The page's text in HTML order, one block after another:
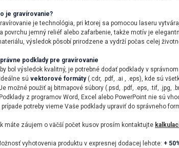
je gravírovanie?
je technológia, pri ktorej sa pomocou laseru
povrchu jemný reliéf alebo zafarbenie, takže motív je
výsledok pôsobí prirodzene a vydrží počas celej
podklady pre gravírovanie
bol výsledok kvalitný, je potrebné dodať podklady v
sú vektorové formáty(.cdr, .pdf, .ai , .eps), kde sú
možné použiť aj bitmapové súbory (.psd, .pdf, .eps, .tif, .jpg,
z programov Word, Excel alebo PowerPoint nie sú
prípade potreby vieme Vaše podklady upraviť do správneho
máte záujem o väčší počet kusov prosím kontaktujte
vyhotovenia produktu v expresnej dodacej lehote: +